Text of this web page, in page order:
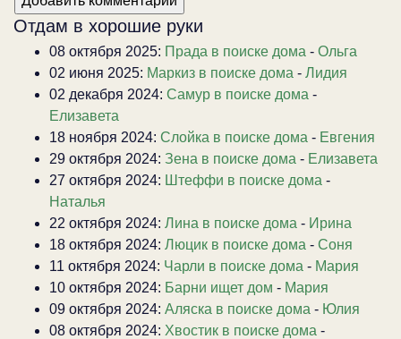
Отдам в хорошие руки
08 октября 2025: Прада в поиске дома - Ольга
02 июня 2025: Маркиз в поиске дома - Лидия
02 декабря 2024: Самур в поиске дома -
Елизавета
18 ноября 2024: Слойка в поиске дома - Евгения
29 октября 2024: Зена в поиске дома - Елизавета
27 октября 2024: Штеффи в поиске дома -
Наталья
22 октября 2024: Лина в поиске дома - Ирина
18 октября 2024: Люцик в поиске дома - Соня
11 октября 2024: Чарли в поиске дома - Мария
10 октября 2024: Барни ищет дом - Мария
09 октября 2024: Аляска в поиске дома - Юлия
08 октября 2024: Хвостик в поиске дома -